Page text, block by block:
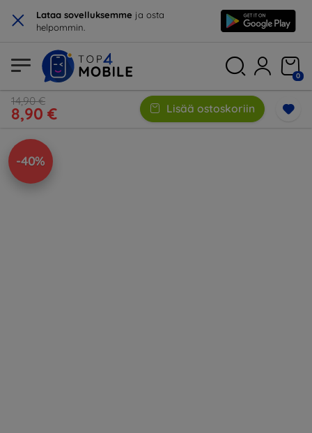
× Lataa sovelluksemme ja osta
helpommin.
0
14,90 €
8,90 € Lisää ostoskoriin
-40%